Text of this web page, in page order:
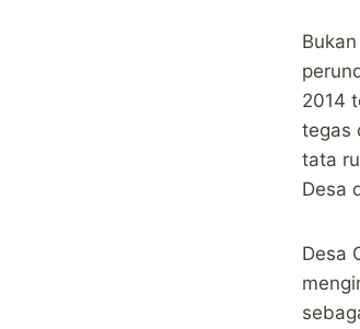
2014
tegas
tata
Desa
Desa